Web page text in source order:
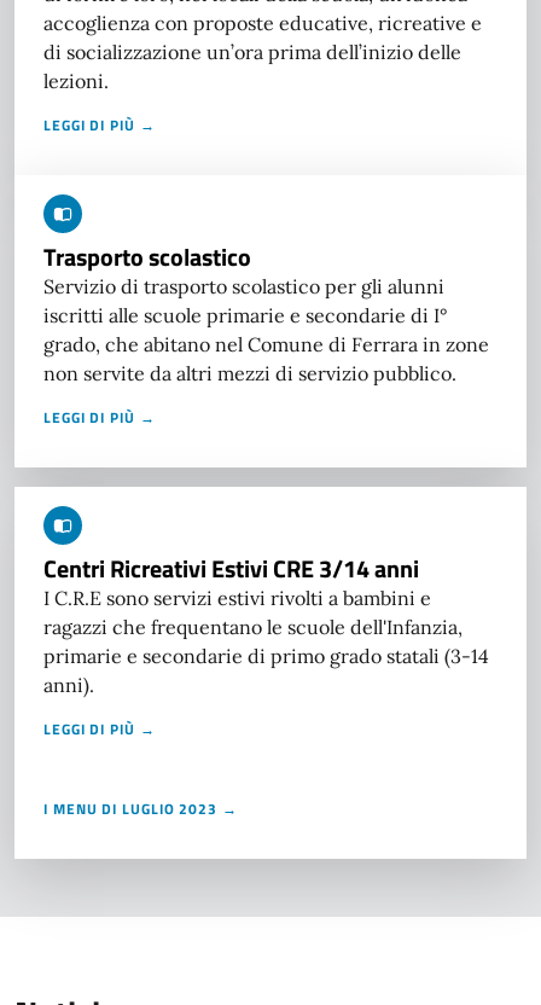
accoglienza con proposte educative, ricreative e
di socializzazione un’ora prima dell’inizio delle
lezioni.
LEGGI DI PIÙ →
Trasporto scolastico
Servizio di trasporto scolastico per gli alunni
iscritti alle scuole primarie e secondarie di I°
grado, che abitano nel Comune di Ferrara in zone
non servite da altri mezzi di servizio pubblico.
LEGGI DI PIÙ →
Centri Ricreativi Estivi CRE 3/14 anni
I C.R.E sono servizi estivi rivolti a bambini e
ragazzi che frequentano le scuole dell'Infanzia,
primarie e secondarie di primo grado statali (3-14
anni).
LEGGI DI PIÙ →
I MENU DI LUGLIO 2023 →